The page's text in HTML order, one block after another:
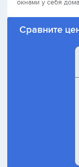
окнами у себя
Сравните